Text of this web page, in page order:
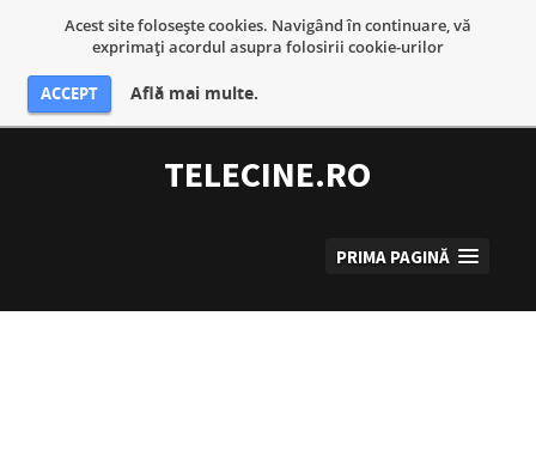
Acest site foloseşte cookies. Navigând în continuare, vă
exprimaţi acordul asupra folosirii cookie-urilor
ACCEPT Află mai multe.
conținut
TELECINE.RO
PRIMA PAGINĂ